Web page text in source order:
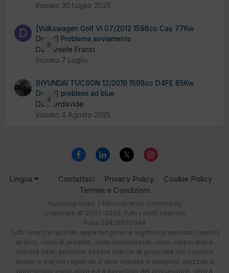
Iniziato 30 Luglio 2025
9
[Volkswagen Golf VI 07/2012 1598cc Cay 77Kw
Diesel] Problema avviamento
Da Daniele Fracci
Iniziato 7 Luglio
4
[HYUNDAI TUCSON 12/2019 1598cc D4FE 85Kw
Diesel] problemi ad blue
Da pierdavide
Iniziato 4 Agosto 2025
Lingua Contattaci Privacy Policy
Cookie Policy
Termini e Condizioni
Autodiagnostic | Meccatronici Community
Copyright © 2007-2026 Tutti i diritti riservati
P.iva 03438870044
Tutti i marchi riportati appartengono ai legittimi proprietari; marchi
di terzi, nomi di prodotti, nomi commerciali, nomi corporativi e
società citati possono essere marchi di proprietà dei rispettivi
titolari o marchi registrati d'altre società e vengono utilizzati a
puro scopo esplicativo ed a beneficio del possessore, senza